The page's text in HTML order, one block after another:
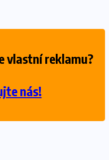
vlastní reklamu?
nás!